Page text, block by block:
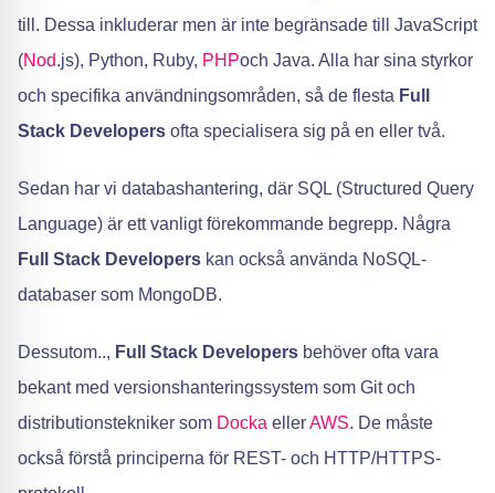
till. Dessa inkluderar men är inte begränsade till JavaScript
(Nod.js), Python, Ruby, PHPoch Java. Alla har sina styrkor
och specifika användningsområden, så de flesta Full
Stack Developers ofta specialisera sig på en eller två.
Sedan har vi databashantering, där SQL (Structured Query
Language) är ett vanligt förekommande begrepp. Några
Full Stack Developers kan också använda NoSQL-
databaser som MongoDB.
Dessutom.., Full Stack Developers behöver ofta vara
bekant med versionshanteringssystem som Git och
distributionstekniker som Docka ellerAWS. De måste
också förstå principerna för REST- och HTTP/HTTPS-